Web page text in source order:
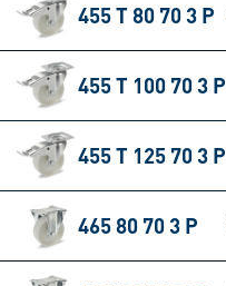
455 T 80 70 3 P
455 T 100 70 3 P
455 T 125 70 3 P
465 80 70 3 P